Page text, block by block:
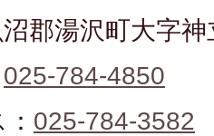
郡湯沢町大字
025-784-4850
025-784-3582